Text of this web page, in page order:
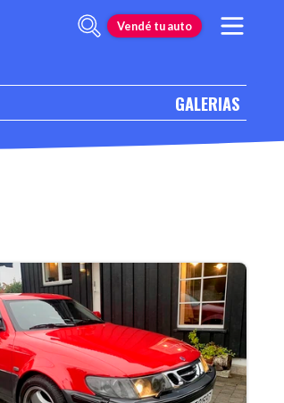
Vendé tu auto
GALERIAS